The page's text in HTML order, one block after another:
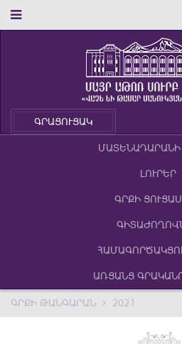
ԳՐԱՑՈՒՑԱԿ
ԼՈՒՐԵՐ
ԳՐՔԻ
ԱՌՑԱՆՑ
ԳՐՔԻ ԹԱՆԳԱՐԱՆ 2021